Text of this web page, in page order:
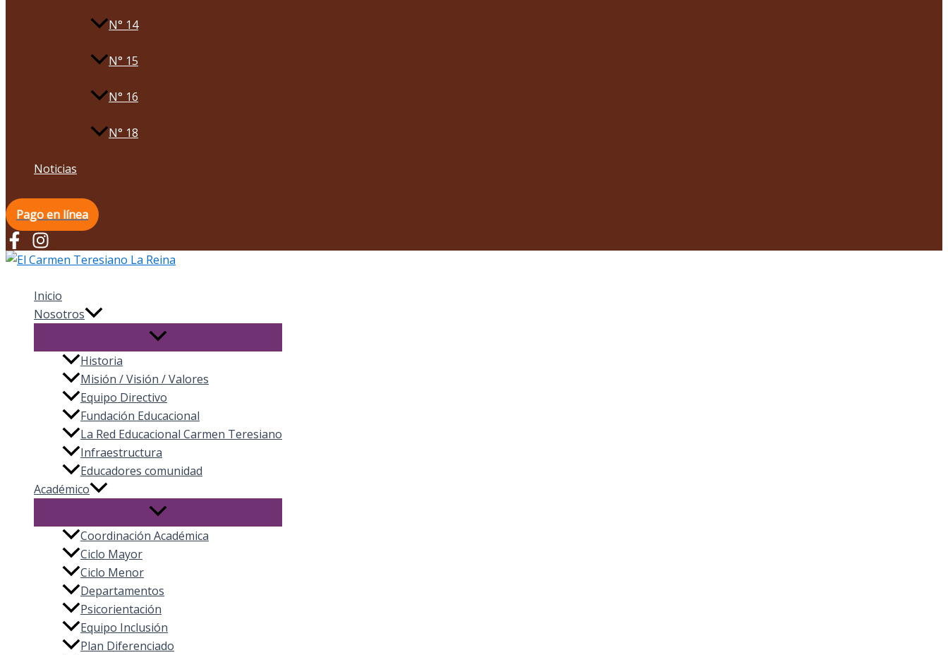
N° 14
N° 15
N° 16
N° 18
Noticias
Pago en línea
Inicio
Nosotros
Historia
Misión / Visión / Valores
Equipo Directivo
Fundación Educacional
La Red Educacional Carmen Teresiano
Infraestructura
Educadores comunidad
Académico
Coordinación Académica
Ciclo Mayor
Ciclo Menor
Departamentos
Psicorientación
Equipo Inclusión
Plan Diferenciado